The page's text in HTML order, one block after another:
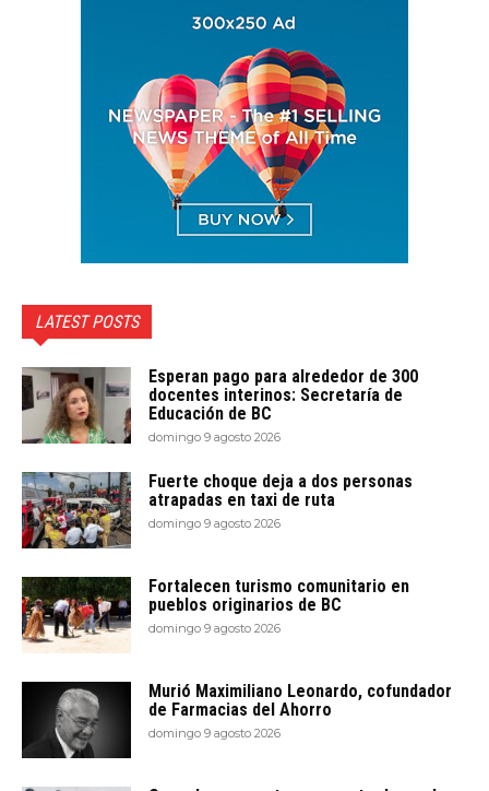
LATEST POSTS
Esperan pago para alrededor de 300
docentes interinos: Secretaría de
Educación de BC
domingo 9 agosto 2026
Fuerte choque deja a dos personas
atrapadas en taxi de ruta
domingo 9 agosto 2026
Fortalecen turismo comunitario en
pueblos originarios de BC
domingo 9 agosto 2026
Murió Maximiliano Leonardo, cofundador
de Farmacias del Ahorro
domingo 9 agosto 2026